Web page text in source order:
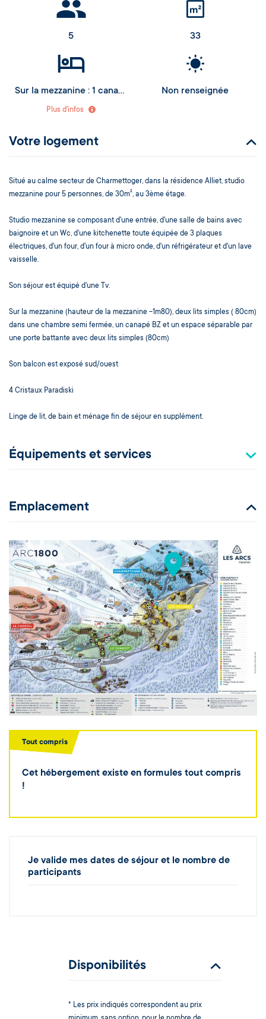
5 33
Sur la mezzanine : 1 canapé BZ
Chambre 1 : 2 lits simples
Plus d'infos
non renseignée
Votre logement
Situé au calme secteur de Charmettoger, dans la résidence Alliet, studio
mezzanine pour 5 personnes, de 30m², au 3ème étage.
Studio mezzanine se composant d'une entrée, d'une salle de bains avec
baignoire et un Wc, d'une kitchenette toute équipée de 3 plaques
électriques, d'un four, d'un four à micro onde, d'un réfrigérateur et d'un lave
vaisselle.
Son séjour est équipé d'une Tv.
Sur la mezzanine (hauteur de la mezzanine -1m80), deux lits simples ( 80cm)
dans une chambre semi fermée, un canapé BZ et un espace séparable par
une porte battante avec deux lits simples (80cm)
Son balcon est exposé sud/ouest
4 Cristaux Paradiski
Linge de lit, de bain et ménage fin de séjour en supplément.
Équipements et services
Emplacement
Tout compris
Cet hébergement existe en formules tout compris
!
Je valide mes dates de séjour et le nombre de
participants
Disponibilités
* Les prix indiqués correspondent au prix